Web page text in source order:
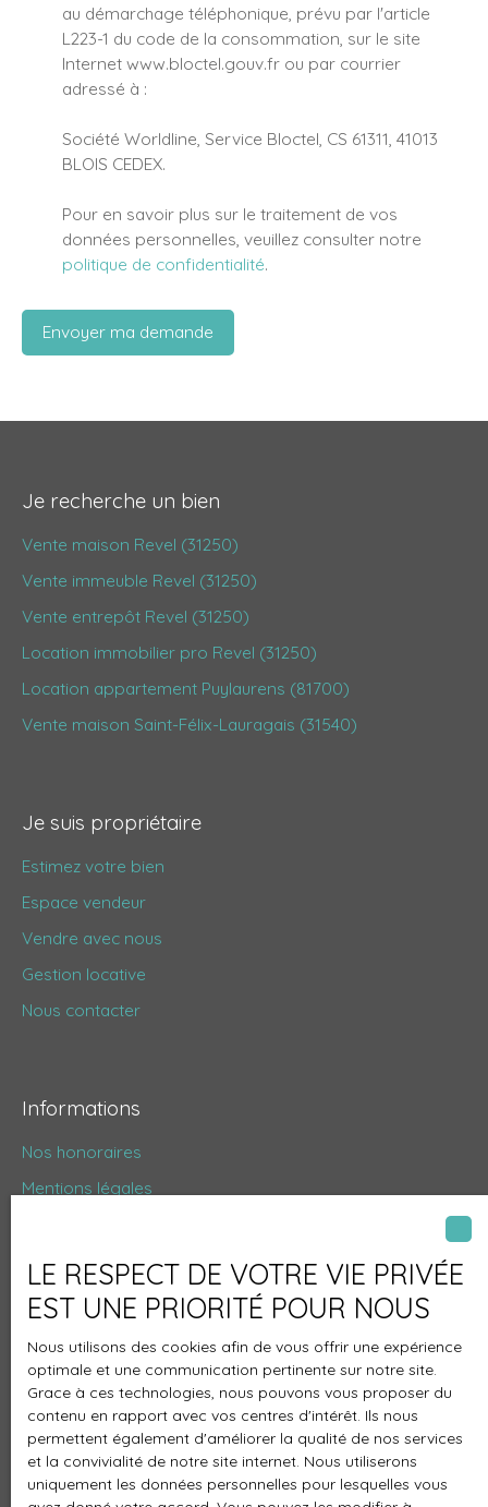
au démarchage téléphonique, prévu par l'article
L223-1 du code de la consommation, sur le site
Internet www.bloctel.gouv.fr ou par courrier
adressé à :
Société Worldline, Service Bloctel, CS 61311, 41013
BLOIS CEDEX.
Pour en savoir plus sur le traitement de vos
données personnelles, veuillez consulter notre
politique de confidentialité.
Envoyer ma demande
Je recherche un bien
Vente maison Revel (31250)
Vente immeuble Revel (31250)
Vente entrepôt Revel (31250)
Location immobilier pro Revel (31250)
Location appartement Puylaurens (81700)
Vente maison Saint-Félix-Lauragais (31540)
Je suis propriétaire
Estimez votre bien
Espace vendeur
Vendre avec nous
Gestion locative
Nous contacter
Informations
Nos honoraires
Mentions légales
Plan du site
Gérer les cookies
+33 5 34 66 69 29
LE RESPECT DE VOTRE VIE PRIVÉE
EST UNE PRIORITÉ POUR NOUS
Nous utilisons des cookies afin de vous offrir une expérience
optimale et une communication pertinente sur notre site.
Grace à ces technologies, nous pouvons vous proposer du
contenu en rapport avec vos centres d'intérêt. Ils nous
permettent également d'améliorer la qualité de nos services
et la convivialité de notre site internet. Nous utiliserons
uniquement les données personnelles pour lesquelles vous